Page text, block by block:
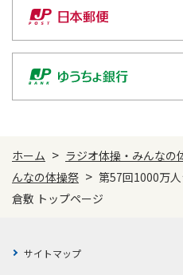
ホーム > ラジオ体操・みんなの
んなの体操祭 > 第57回1000万
倉敷 トップページ
サイトマップ